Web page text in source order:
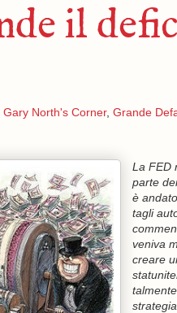
il
Gary North's Corner, Grande
La FED
parte
è
tagli
veniva
creare